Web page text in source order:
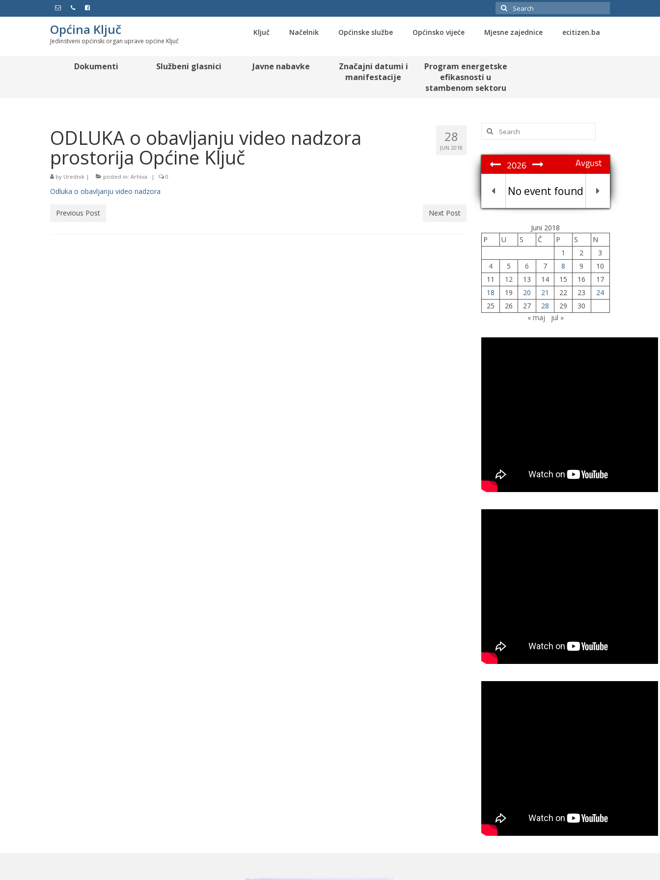
Search
for:
Općina Ključ
Jedinstveni općinski organ uprave općine Ključ
Ključ Načelnik Općinske službe Općinsko vijeće Mjesne zajednice ecitizen.ba
Dokumenti Službeni glasnici Javne nabavke
Značajni datumi i
manifestacije
Program energetske
efikasnosti u
stambenom sektoru
28
JUN 2018
ODLUKA o obavljanju video nadzora
prostorija Općine Ključ
by Urednik | posted in: Arhiva | 0
Odluka o obavljanju video nadzora
Previous Post Next Post
Search
for:
Avgust
2026
No event found
Juni 2018
P
U S Č P S
N
1
2
3
4
5 6 7 8 9
10
11
12 13 14 15 16
17
18
19 20 21 22 23
24
25
26 27 28 29
30
« maj
jul »